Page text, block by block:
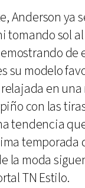
Anderson ya
tomando sol
de
su modelo
en una
con las
tendencia
temporada
la moda
TN Estilo.